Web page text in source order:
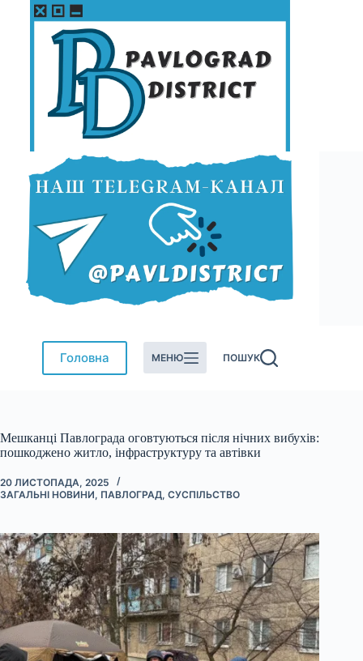
Перейти
Головна МЕНЮ ПОШУК
Мешканці Павлограда оговтуються після нічних вибухів:
пошкоджено житло, інфраструктуру та автівки
20 ЛИСТОПАДА, 2025
ЗАГАЛЬНІ НОВИНИ, ПАВЛОГРАД, СУСПІЛЬСТВО